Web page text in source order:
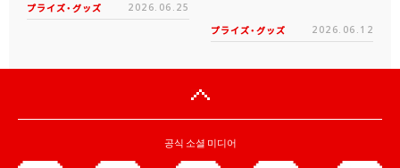
プライズ・グッズ 2026.06.25
プライズ・グッズ 2026.06.12
공식 소셜 미디어